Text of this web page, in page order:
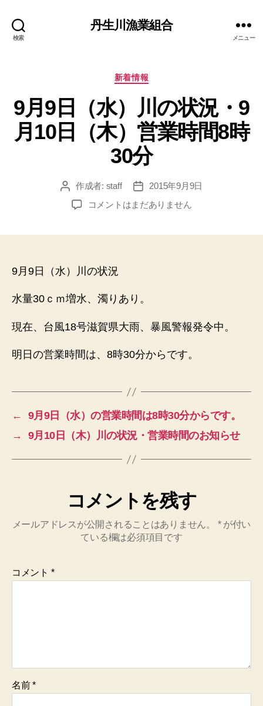
検索
丹生川漁業組合
メニュー
カ
リ
ー
新着情報
9月9日（水）川の状況・9
月10日（木）営業時間8時
30分
投
稿
作成者: staff
投
稿
日
2015年9月9日
9
川
9
月
日
時
8
30
の
コメントはまだありません
9月9日（水）川の状況
水量30ｃｍ増水、濁りあり。
現在、台風18号滋賀県大雨、暴風警報発令中。
明日の営業時間は、8時30分からです。
←
9月9日（水）の営業時間は8時30分からです。
→
9月10日（木）川の状況・営業時間のお知らせ
コメントを残す
メールアドレスが公開されることはありません。 *が付い
ている欄は必須項目です
コメント *
名前*